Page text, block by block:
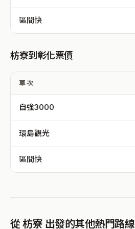
區間快
枋寮到彰化票價
車次
自強3000
環島觀光
區間快
從 枋寮 出發的其他熱門路線